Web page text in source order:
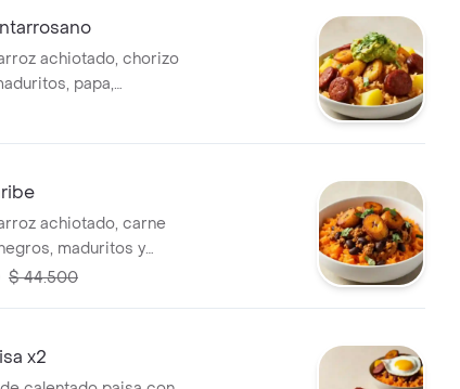
achiotado, chorizo
papa,
achiotado, carne
maduritos y
$ 44.500
x2